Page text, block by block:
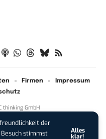
der
Besuch stimmst
Alles
klar!
thinking GmbH
Firmen
Impressum
1 € +